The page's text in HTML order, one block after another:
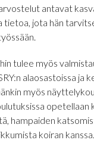
antavat
tietoa, jota hän
tulee myös
alaosastoissa ja
myös
opetellaan
hampaiden
koiran kanssa.